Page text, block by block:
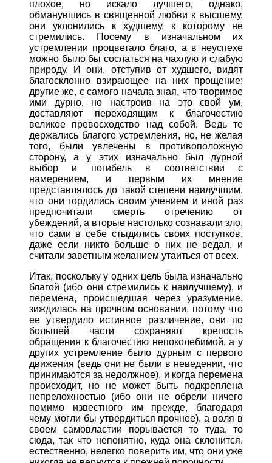
плохое, но искало лучшего, однако,
обманувшись в священной любви к высшему,
они уклонились к худшему, к которому не
стремились. Посему в изначальном их
устремлении процветало благо, а в неуспехе
можно было бы сослаться на чахлую и слабую
природу. И они, отступив от худшего, видят
благосклонно взирающее на них прощение;
другие же, с самого начала зная, что творимое
ими дурно, но настроив на это свой ум,
доставляют переходящим к благочестию
великое превосходство над собой. Ведь те
держались благого устремления, но, не желая
того, были увлечены в противоположную
сторону, а у этих изначально был дурной
выбор и погибель в соответствии с
намерением, и первым их мнение
представлялось до такой степени наилучшим,
что они гордились своим учением и иной раз
предпочитали смерть отречению от
убеждений, а вторые настолько сознавали зло,
что сами в себе стыдились своих поступков,
даже если никто больше о них не ведал, и
считали заветным желанием утаиться от всех.
Итак, поскольку у одних цель была изначально
благой (ибо они стремились к наилучшему), и
перемена, происшедшая через уразумение,
зиждилась на прочном основании, потому что
ее утвердило истинное различение, они по
большей части сохраняют крепость
обращения к благочестию непоколебимой, а у
других устремление было дурным с первого
движения (ведь они не были в неведении, что
принимаются за недолжное), и когда перемена
происходит, но не может быть подкреплена
непреложностью (ибо они не обрели ничего
помимо известного им прежде, благодаря
чему могли бы утвердиться прочнее), а воля в
своем самовластии порывается то туда, то
сюда, так что непонятно, куда она склонится,
естественно, нелегко поверить им, что они уже